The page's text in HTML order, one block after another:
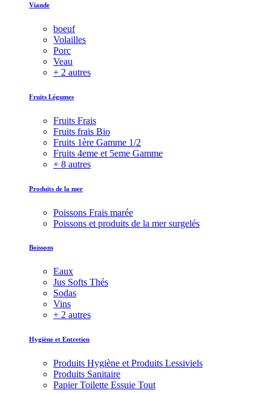
Viande
boeuf
Volailles
Porc
Veau
+ 2 autres
Fruits Légumes
Fruits Frais
Fruits frais Bio
Fruits 1ère Gamme 1/2
Fruits 4eme et 5eme Gamme
+ 8 autres
Produits de la mer
Poissons Frais marée
Poissons et produits de la mer surgelés
Boissons
Eaux
Jus Softs Thés
Sodas
Vins
+ 2 autres
Hygiène et Entretien
Produits Hygiène et Produits Lessiviels
Produits Sanitaire
Papier Toilette Essuie Tout